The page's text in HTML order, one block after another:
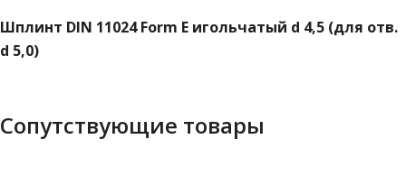
отв.
d
Шплинт DIN 11024 Form E игольчатый d 4,5 (для отв.
d 5,0)
Сопутствующие товары